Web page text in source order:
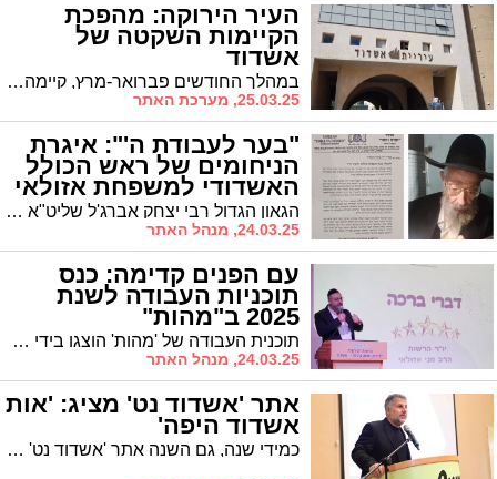
העיר הירוקה: מהפכת
הקיימות השקטה של
אשדוד
במהלך החודשים פברואר-מרץ, קיימה המחלקה סדרת הרצאות מרתקות שנולדו משיתוף פעולה עם מחלקת ההדרכה ומינהל משאבי אנוש. מטרת היוזמה - לרתום את העובדים והתושבים לנושאי קיימות תוך מתן כלים מעשיים לשיפור אורח החיים הן ברמה האישית והן העירונית.
25.03.25, מערכת האתר
"בער לעבודת ה'": איגרת
הניחומים של ראש הכולל
האשדודי למשפחת אזולאי
הגאון הגדול רבי יצחק אברג'ל שליט"א בעל ה"ברכת יצחק" וראש הכולל "תורה וחסד" שלח איגרת תנחומים למשפחת אזולאי הי"ו על פטירת אבי המשפחה מקים עולם התשובה באשדוד
24.03.25, מנהל האתר
עם הפנים קדימה: כנס
תוכניות העבודה לשנת
2025 ב"מהות"
תוכנית העבודה של 'מהות' הוצגו בידי עובדי הארגון
24.03.25, מנהל האתר
אתר 'אשדוד נט' מציג: 'אות
אשדוד היפה'
כמידי שנה, גם השנה אתר 'אשדוד נט' ערך את טקס הענקת 'אות אשדוד היפה' ל-37 אנשים בעלי חסד החיים בעיר ובשל מעשיהם יוצאי הדופן למען הקהילה המקומית. ראש העיר ד"ר יחיאל לסרי: "הקרע בעם מאיים על הקיום שלנו, על המשך קיומה של מדינת ישראל"